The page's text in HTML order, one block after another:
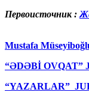
Первоисточник :
Mustafa
“ƏDƏBİ OVQAT”
“YAZARLAR”